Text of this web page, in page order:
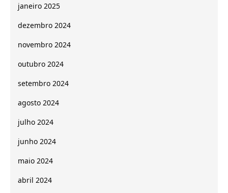
janeiro 2025
dezembro 2024
novembro 2024
outubro 2024
setembro 2024
agosto 2024
julho 2024
junho 2024
maio 2024
abril 2024